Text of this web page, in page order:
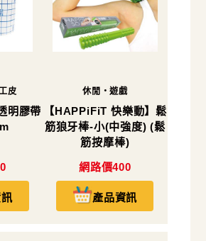
皮
明膠帶
休閒・遊戲
【HAPPiFiT 快樂動】鬆
筋狼牙棒-小(中強度) (鬆
筋按摩棒)
網路價400
產品資訊